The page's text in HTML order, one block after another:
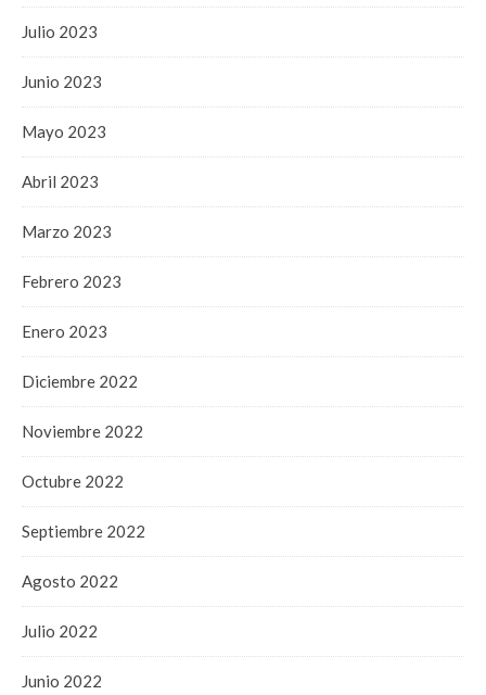
Julio 2023
Junio 2023
Mayo 2023
Abril 2023
Marzo 2023
Febrero 2023
Enero 2023
Diciembre 2022
Noviembre 2022
Octubre 2022
Septiembre 2022
Agosto 2022
Julio 2022
Junio 2022